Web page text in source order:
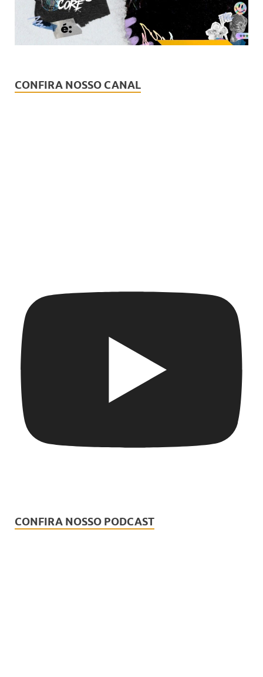
CONFIRA NOSSO CANAL
CONFIRA NOSSO PODCAST